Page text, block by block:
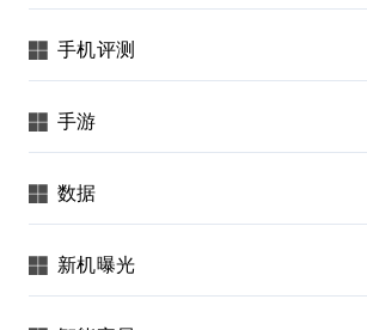
手机评测
手游
数据
新机曝光